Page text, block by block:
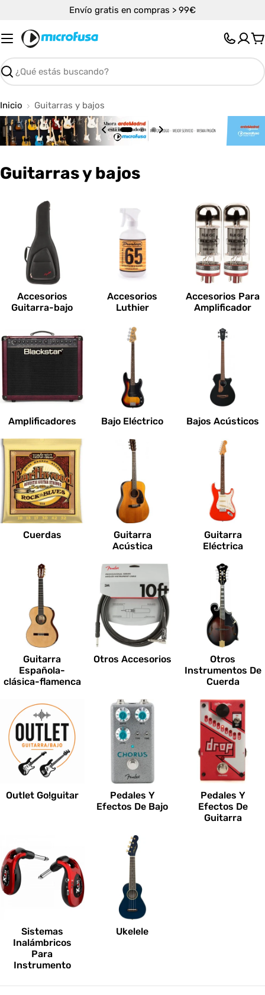
contenido
Envío gratis en compras > 99€
Buscar
Inicio Guitarras y bajos
C
e
s
:
Guitarras y bajos
Accesorios
Guitarra-bajo
Accesorios
Luthier
Accesorios Para
Amplificador
Amplificadores Bajo Eléctrico Bajos Acústicos
Cuerdas
Guitarra
Acústica
Guitarra
Eléctrica
Guitarra
Española-
clásica-flamenca
Otros Accesorios
Otros
Instrumentos De
Cuerda
Outlet Go!guitar
Pedales Y
Efectos De Bajo
Pedales Y
Efectos De
Guitarra
Sistemas
Inalámbricos
Para
Instrumento
Ukelele